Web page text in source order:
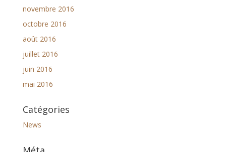
novembre 2016
octobre 2016
août 2016
juillet 2016
juin 2016
mai 2016
Catégories
News